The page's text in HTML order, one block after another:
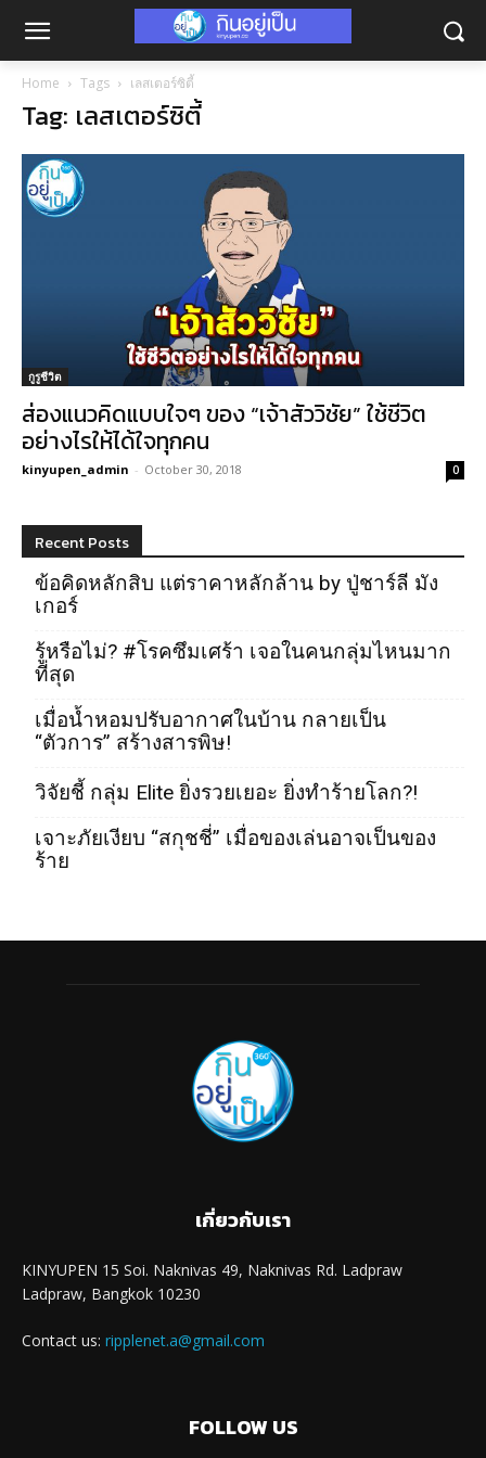
Home Tags เลสเตอร์ซิตี้
Tag: เลสเตอร์ซิตี้
กูรูชีวิต
ส่องแนวคิดแบบใจๆ ของ “เจ้าสัววิชัย” ใช้ชีวิต
อย่างไรให้ได้ใจทุกคน
kinyupen_admin - October 30, 2018 0
Recent Posts
ข้อคิดหลักสิบ แต่ราคาหลักล้าน by ปู่ชาร์ลี มัง
เกอร์
รู้หรือไม่? #โรคซึมเศร้า เจอในคนกลุ่มไหนมาก
ที่สุด
เมื่อน้ำหอมปรับอากาศในบ้าน กลายเป็น
“ตัวการ” สร้างสารพิษ!
วิจัยชี้ กลุ่ม Elite ยิ่งรวยเยอะ ยิ่งทำร้ายโลก?!
เจาะภัยเงียบ “สกุชชี่” เมื่อของเล่นอาจเป็นของ
ร้าย
เกี่ยวกับเรา
KINYUPEN 15 Soi. Naknivas 49, Naknivas Rd. Ladpraw
Ladpraw, Bangkok 10230
Contact us: ripplenet.a@gmail.com
FOLLOW US